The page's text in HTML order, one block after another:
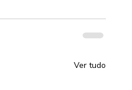
Ver tudo